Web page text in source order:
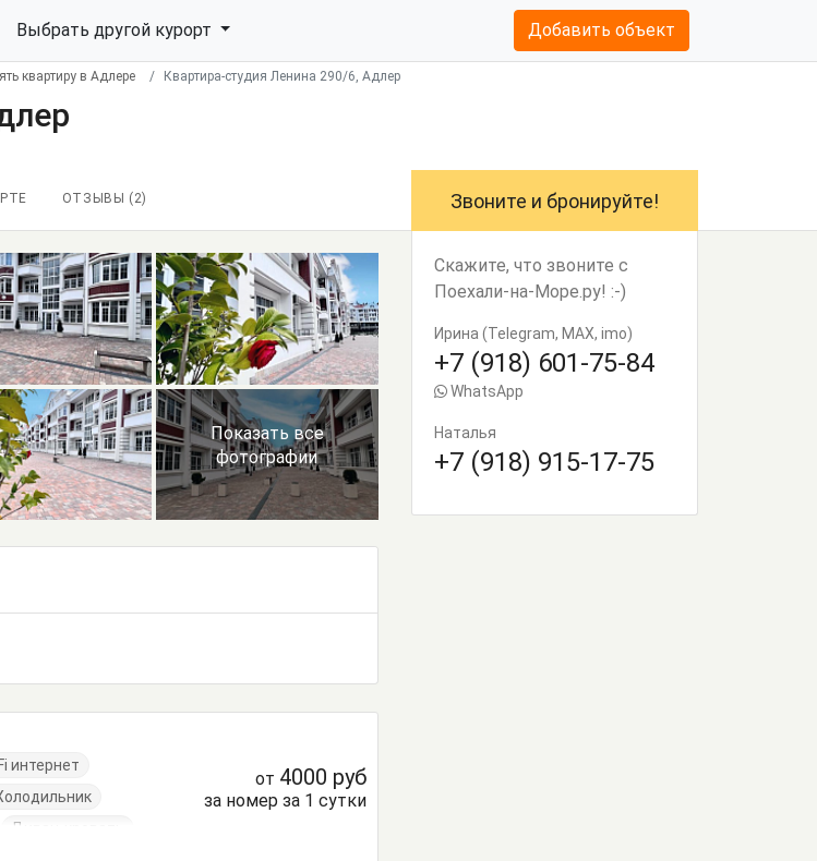
Выбрать другой курорт Добавить объект
квартиру в Адлере Квартира-студия Ленина 290/6, Адлер
ОТЗЫВЫ ( 2)
Показать все
фотографии
интернет
Диван-кровать
от 4000 руб
за номер за 1 сутки
Звоните и бронируйте!
Скажите, что звоните с
Поехали-на-Море.ру! :-)
Ирина (Telegram, MAX, imo)
+7 (918) 601-75-84
WhatsApp
Наталья
+7 (918) 915-17-75